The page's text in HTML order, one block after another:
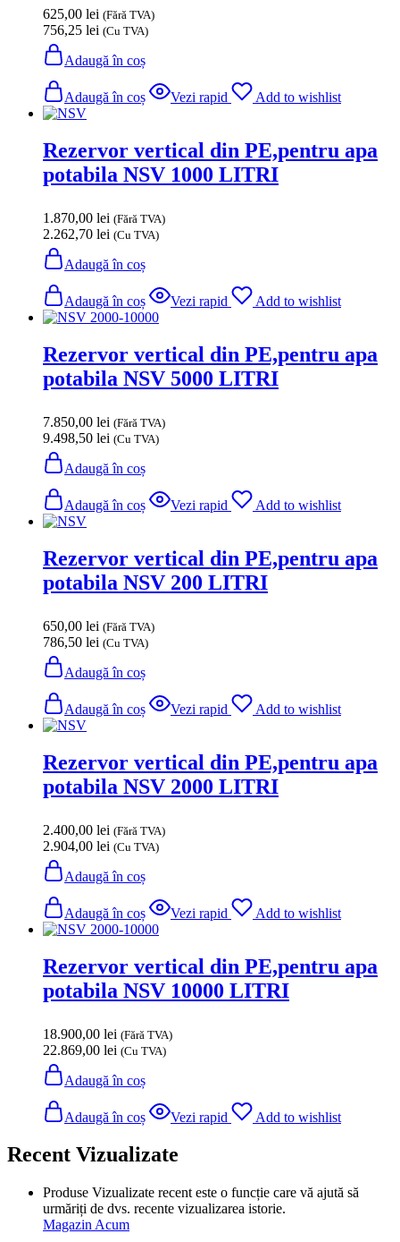
625,00 lei (Fără TVA)
756,25 lei (Cu TVA)
Adaugă în coș
Adaugă în coș Vezi rapid Add to wishlist
Rezervor vertical din PE,pentru apa
potabila NSV 1000 LITRI
1.870,00 lei (Fără TVA)
2.262,70 lei (Cu TVA)
Adaugă în coș
Adaugă în coș Vezi rapid Add to wishlist
Rezervor vertical din PE,pentru apa
potabila NSV 5000 LITRI
7.850,00 lei (Fără TVA)
9.498,50 lei (Cu TVA)
Adaugă în coș
Adaugă în coș Vezi rapid Add to wishlist
Rezervor vertical din PE,pentru apa
potabila NSV 200 LITRI
650,00 lei (Fără TVA)
786,50 lei (Cu TVA)
Adaugă în coș
Adaugă în coș Vezi rapid Add to wishlist
Rezervor vertical din PE,pentru apa
potabila NSV 2000 LITRI
2.400,00 lei (Fără TVA)
2.904,00 lei (Cu TVA)
Adaugă în coș
Adaugă în coș Vezi rapid Add to wishlist
Rezervor vertical din PE,pentru apa
potabila NSV 10000 LITRI
18.900,00 lei (Fără TVA)
22.869,00 lei (Cu TVA)
Adaugă în coș
Adaugă în coș Vezi rapid Add to wishlist
Recent Vizualizate
Produse Vizualizate recent este o funcție care vă ajută să
urmăriți de dvs. recente vizualizarea istorie.
Magazin Acum